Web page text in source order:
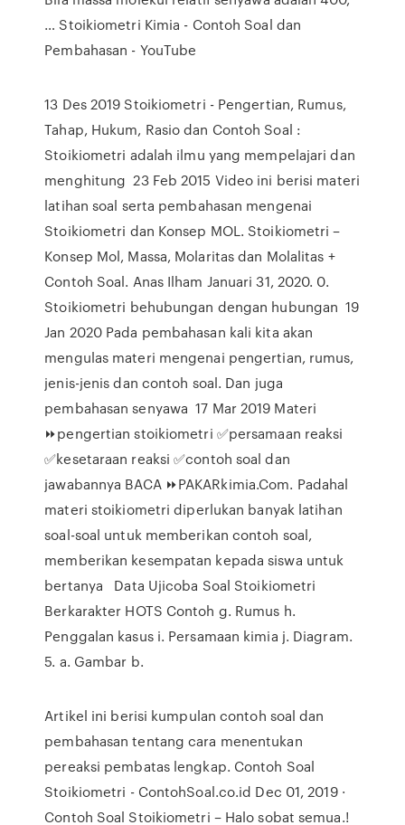
… Stoikiometri Kimia - Contoh Soal dan
Pembahasan - YouTube
13 Des 2019 Stoikiometri - Pengertian, Rumus,
Tahap, Hukum, Rasio dan Contoh Soal :
Stoikiometri adalah ilmu yang mempelajari dan
menghitung 23 Feb 2015 Video ini berisi materi
latihan soal serta pembahasan mengenai
Stoikiometri dan Konsep MOL. Stoikiometri –
Konsep Mol, Massa, Molaritas dan Molalitas +
Contoh Soal. Anas Ilham Januari 31, 2020. 0.
Stoikiometri behubungan dengan hubungan 19
Jan 2020 Pada pembahasan kali kita akan
mengulas materi mengenai pengertian, rumus,
jenis-jenis dan contoh soal. Dan juga
pembahasan senyawa 17 Mar 2019 Materi
⏩pengertian stoikiometri ✅persamaan reaksi
✅kesetaraan reaksi ✅contoh soal dan
jawabannya BACA ⏩PAKARkimia.Com. Padahal
materi stoikiometri diperlukan banyak latihan
soal-soal untuk memberikan contoh soal,
memberikan kesempatan kepada siswa untuk
bertanya Data Ujicoba Soal Stoikiometri
Berkarakter HOTS Contoh g. Rumus h.
Penggalan kasus i. Persamaan kimia j. Diagram.
5. a. Gambar b.
Artikel ini berisi kumpulan contoh soal dan
pembahasan tentang cara menentukan
pereaksi pembatas lengkap. Contoh Soal
Stoikiometri - ContohSoal.co.id Dec 01, 2019 ·
Contoh Soal Stoikiometri – Halo sobat semua.!